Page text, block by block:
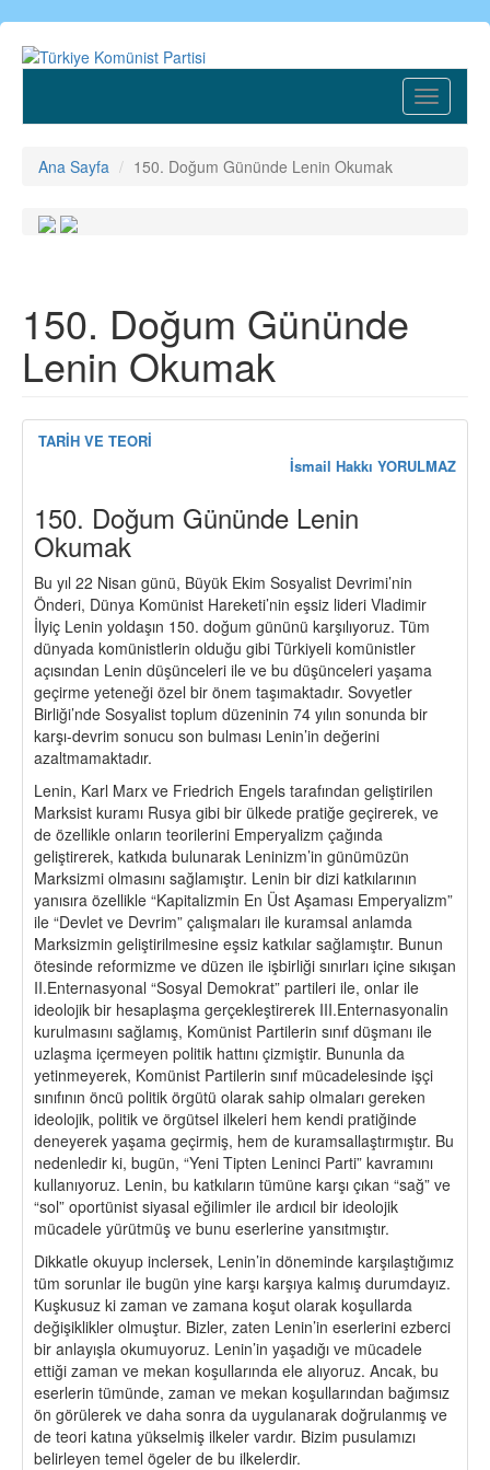
Ana
içeriğe
Toggle
Ana Sayfa 150. Doğum Gününde Lenin Okumak
150. Doğum Gününde
Lenin Okumak
TARİH VE TEORİ
İsmail Hakkı YORULMAZ
150. Doğum Gününde Lenin
Okumak
Bu yıl 22 Nisan günü, Büyük Ekim Sosyalist Devrimi’nin
Önderi, Dünya Komünist Hareketi’nin eşsiz lideri Vladimir
İlyiç Lenin yoldaşın 150. doğum gününü karşılıyoruz. Tüm
dünyada komünistlerin olduğu gibi Türkiyeli komünistler
açısından Lenin düşünceleri ile ve bu düşünceleri yaşama
geçirme yeteneği özel bir önem taşımaktadır. Sovyetler
Birliği’nde Sosyalist toplum düzeninin 74 yılın sonunda bir
karşı-devrim sonucu son bulması Lenin’in değerini
azaltmamaktadır.
Lenin, Karl Marx ve Friedrich Engels tarafından geliştirilen
Marksist kuramı Rusya gibi bir ülkede pratiğe geçirerek, ve
de özellikle onların teorilerini Emperyalizm çağında
geliştirerek, katkıda bulunarak Leninizm’in günümüzün
Marksizmi olmasını sağlamıştır. Lenin bir dizi katkılarının
yanısıra özellikle “Kapitalizmin En Üst Aşaması Emperyalizm”
ile “Devlet ve Devrim” çalışmaları ile kuramsal anlamda
Marksizmin geliştirilmesine eşsiz katkılar sağlamıştır. Bunun
ötesinde reformizme ve düzen ile işbirliği sınırları içine sıkışan
II.Enternasyonal “Sosyal Demokrat” partileri ile, onlar ile
ideolojik bir hesaplaşma gerçekleştirerek III.Enternasyonalin
kurulmasını sağlamış, Komünist Partilerin sınıf düşmanı ile
uzlaşma içermeyen politik hattını çizmiştir. Bununla da
yetinmeyerek, Komünist Partilerin sınıf mücadelesinde işçi
sınıfının öncü politik örgütü olarak sahip olmaları gereken
ideolojik, politik ve örgütsel ilkeleri hem kendi pratiğinde
deneyerek yaşama geçirmiş, hem de kuramsallaştırmıştır. Bu
nedenledir ki, bugün, “Yeni Tipten Leninci Parti” kavramını
kullanıyoruz. Lenin, bu katkıların tümüne karşı çıkan “sağ” ve
“sol” oportünist siyasal eğilimler ile ardıcıl bir ideolojik
mücadele yürütmüş ve bunu eserlerine yansıtmıştır.
Dikkatle okuyup inclersek, Lenin’in döneminde karşılaştığımız
tüm sorunlar ile bugün yine karşı karşıya kalmış durumdayız.
Kuşkusuz ki zaman ve zamana koşut olarak koşullarda
değişiklikler olmuştur. Bizler, zaten Lenin’in eserlerini ezberci
bir anlayışla okumuyoruz. Lenin’in yaşadığı ve mücadele
ettiği zaman ve mekan koşullarında ele alıyoruz. Ancak, bu
eserlerin tümünde, zaman ve mekan koşullarından bağımsız
ön görülerek ve daha sonra da uygulanarak doğrulanmış ve
de teori katına yükselmiş ilkeler vardır. Bizim pusulamızı
belirleyen temel ögeler de bu ilkelerdir.